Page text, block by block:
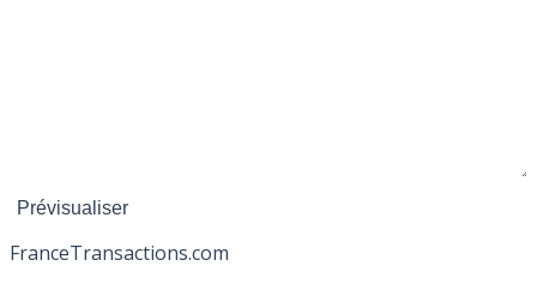
FranceTransactions.com